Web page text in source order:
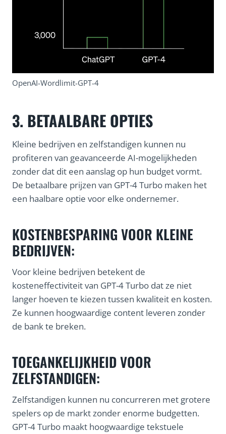
OpenAI-Wordlimit-GPT-4
3. BETAALBARE OPTIES
Kleine bedrijven en zelfstandigen kunnen nu
profiteren van geavanceerde AI-mogelijkheden
zonder dat dit een aanslag op hun budget vormt.
De betaalbare prijzen van GPT-4 Turbo maken het
een haalbare optie voor elke ondernemer.
KOSTENBESPARING VOOR KLEINE
BEDRIJVEN:
Voor kleine bedrijven betekent de
kosteneffectiviteit van GPT-4 Turbo dat ze niet
langer hoeven te kiezen tussen kwaliteit en kosten.
Ze kunnen hoogwaardige content leveren zonder
de bank te breken.
TOEGANKELIJKHEID VOOR
ZELFSTANDIGEN:
Zelfstandigen kunnen nu concurreren met grotere
spelers op de markt zonder enorme budgetten.
GPT-4 Turbo maakt hoogwaardige tekstuele